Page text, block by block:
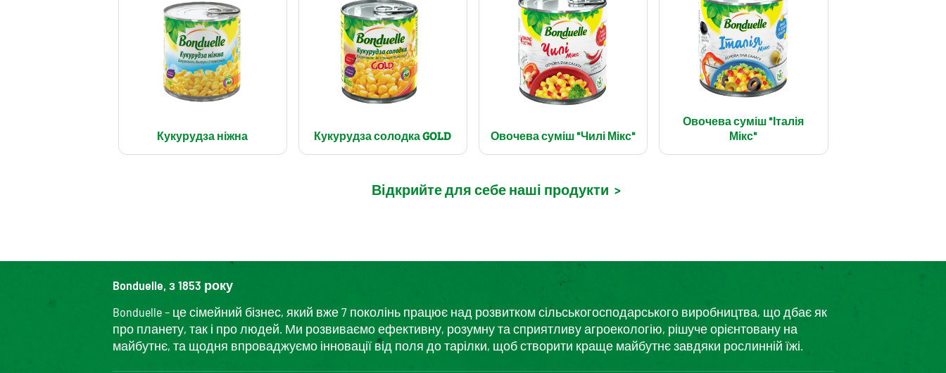
Кукурудза ніжна Кукурудза солодка GOLD Овочева суміш "Чилі Мікс"
Овочева суміш "Італія
Мікс"
Відкрийте для себе наші продукти >
Bonduelle, з 1853 року
Bonduelle – це сімейний бізнес, який вже 7 поколінь працює над розвитком сільськогосподарського виробництва, що дбає як
про планету, так і про людей. Ми розвиваємо ефективну, розумну та сприятливу агроекологію, рішуче орієнтовану на
майбутнє, та щодня впроваджуємо інновації від поля до тарілки, щоб створити краще майбутнє завдяки рослинній їжі.